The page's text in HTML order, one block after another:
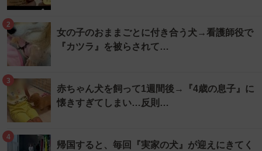
2
女の子のおままごとに付き合う犬→看護師役で
『カツラ』を被らされて…
3
赤ちゃん犬を飼って1週間後→『4歳の息子』に
懐きすぎてしまい…反則…
4
帰国すると、毎回『実家の犬』が迎えにきてく